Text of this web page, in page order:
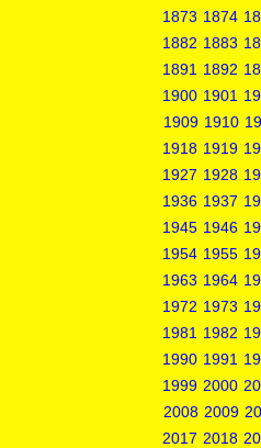
1873 1874
1882 1883
1891 1892
1900 1901
1909 1910
1918 1919
1927 1928
1936 1937
1945 1946
1954 1955
1963 1964
1972 1973
1981 1982
1990 1991
1999 2000
2008 2009
2017 2018